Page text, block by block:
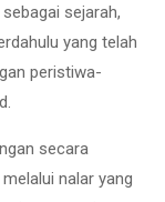
sejarah,
yang telah
peristiwa-
secara
nalar yang